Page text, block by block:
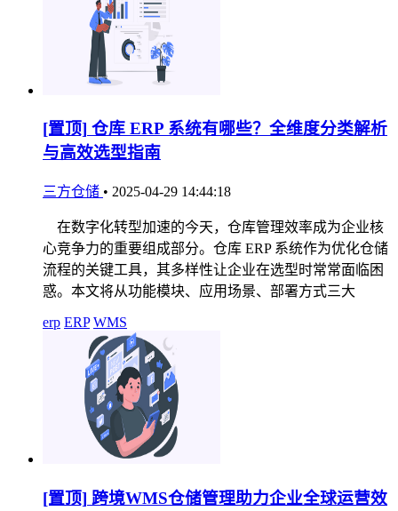
[置顶] 仓库 ERP 系统有哪些？全维度分类解析
与高效选型指南
三方仓储 • 2025-04-29 14:44:18
在数字化转型加速的今天，仓库管理效率成为企业核
心竞争力的重要组成部分。仓库 ERP 系统作为优化仓储
流程的关键工具，其多样性让企业在选型时常常面临困
惑。本文将从功能模块、应用场景、部署方式三大
erp ERP WMS
[置顶] 跨境WMS仓储管理助力企业全球运营效